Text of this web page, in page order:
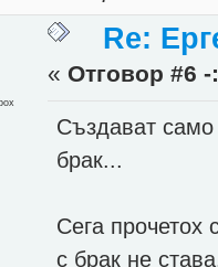
Re:
« Отговор #6 -:
Създават само
брак...
Сега прочетох
с брак не